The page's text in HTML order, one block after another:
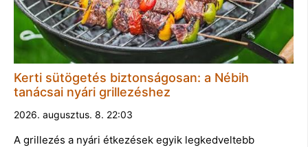
Kerti sütögetés biztonságosan: a Nébih
tanácsai nyári grillezéshez
2026. augusztus. 8. 22:03
A grillezés a nyári étkezések egyik legkedveltebb